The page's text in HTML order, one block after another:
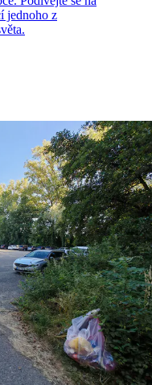
jednoho z